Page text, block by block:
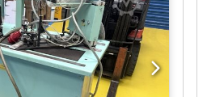
kann, wobei die maximale
Bestehend aus:
für vorgelochte
Schließeinheit
zur Drahtabwicklung